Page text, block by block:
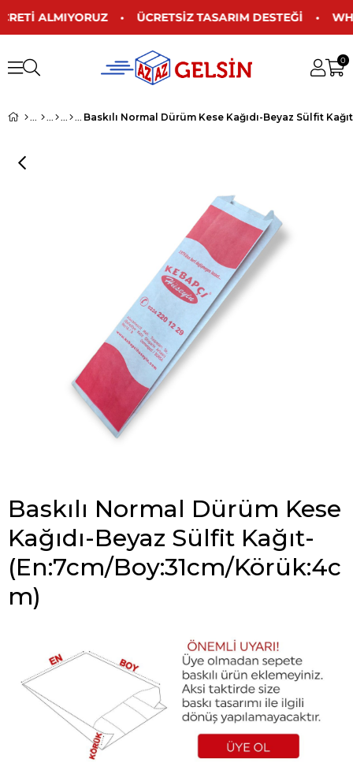
ALMIYORUZ • ÜCRETSİZ TASARIM DESTEĞİ •
0
Baskılı Normal Dürüm Kese
Kağıdı-Beyaz Sülfit Kağıt-
(En:7cm/Boy:31cm/Körük:4c
m)